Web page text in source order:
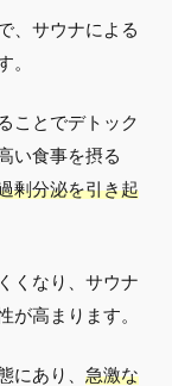
、サウナによる
。
ことでデトック
い食事を摂る
剰分泌を引き起
くなり、サウナ
が高まります。
にあり、 急激な